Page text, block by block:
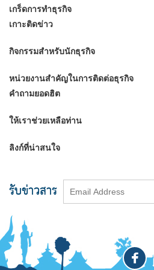
เกร็ดการทำธุรกิจ
เกาะติดข่าว
กิจกรรมสำหรับนักธุรกิจ
หน่วยงานสำคัญในการติดต่อธุรกิจ
คำถามยอดฮิต
ให้เราช่วยเหลือท่าน
ลิงก์ที่น่าสนใจ
รับข่าวสาร